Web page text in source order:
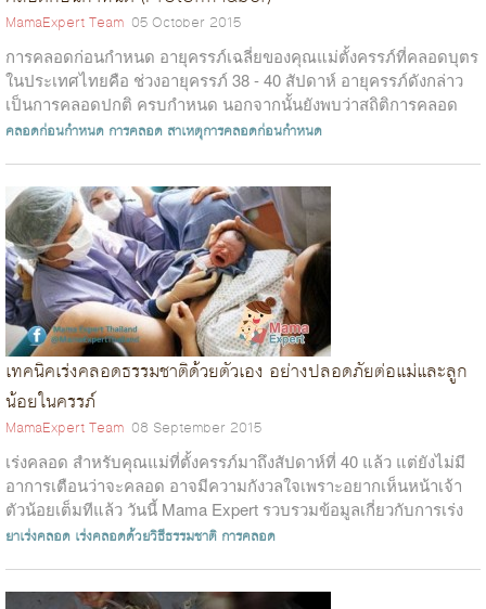
MamaExpert Team 05 October 2015
การคลอดก่อนกำหนด อายุครรภ์เฉลี่ยของคุณแม่ตั้งครรภ์ที่คลอดบุตร
ในประเทศไทยคือ ช่วงอายุครรภ์ 38 - 40 สัปดาห์ อายุครรภ์ดังกล่าว
เป็นการคลอดปกติ ครบกำหนด นอกจากนั้นยังพบว่าสถิติการคลอด
ก่อนกำหนดก็มีอัตราที...
คลอดก่อนกำหนด การคลอด สาเหตุการคลอดก่อนกำหนด
เทคนิคเร่งคลอดธรรมชาติด้วยตัวเอง อย่างปลอดภัยต่อแม่และลูก
น้อยในครรภ์
MamaExpert Team 08 September 2015
เร่งคลอด สำหรับคุณแม่ที่ตั้งครรภ์มาถึงสัปดาห์ที่ 40 แล้ว แต่ยังไม่มี
อาการเตือนว่าจะคลอด อาจมีความกังวลใจเพราะอยากเห็นหน้าเจ้า
ตัวน้อยเต็มทีแล้ว วันนี้ Mama Expert รวบรวมข้อมูลเกี่ยวกับการเร่ง
คลอดอย่...
ยาเร่งคลอด เร่งคลอดด้วยวิธีธรรมชาติ การคลอด